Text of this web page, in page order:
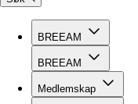
BREEAM
BREEAM
Medlemskap